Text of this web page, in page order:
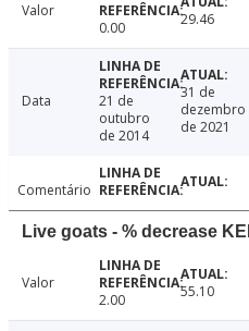
Valor
0.00
29.46
Data
21 de
outubro
de 2014
31 de
dezembro
de 2021
Comentário
Live goats - % decrease
Valor
2.00
55.10